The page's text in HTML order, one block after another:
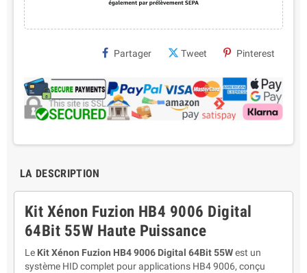
Partager Tweet Pinterest
LA DESCRIPTION
Kit Xénon Fuzion HB4 9006 Digital
64Bit 55W Haute Puissance
Le Kit Xénon Fuzion HB4 9006 Digital 64Bit 55West un
système HID complet pour applications HB4 9006, conçu